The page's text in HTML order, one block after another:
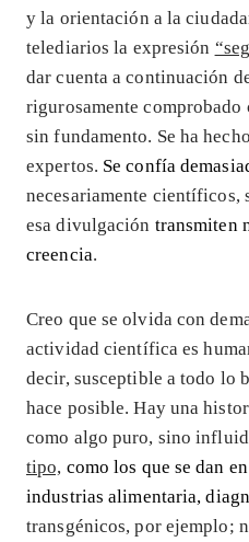
y la orientación a la
telediarios la expresión
dar cuenta a continuación
rigurosamente comprobado
sin fundamento. Se ha
expertos. Se confía
necesariamente científicos,
esa divulgación transmiten
creencia.
Creo que se olvida con
actividad científica es
decir, susceptible a todo lo
hace posible. Hay una
como algo puro, sino
tipo, como los que se dan
industrias alimentaria,
transgénicos, por ejemplo;